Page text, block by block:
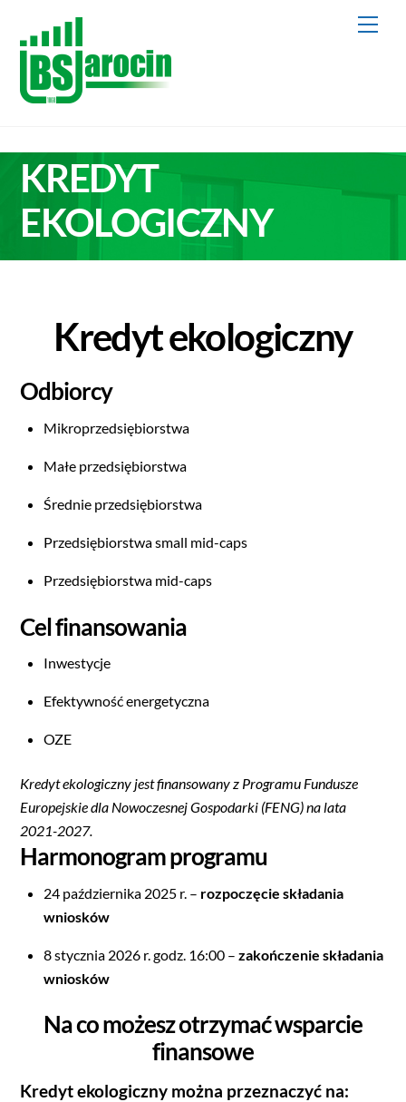
content
KREDYT
EKOLOGICZNY
Kredyt ekologiczny
Odbiorcy
Mikroprzedsiębiorstwa
Małe przedsiębiorstwa
Średnie przedsiębiorstwa
Przedsiębiorstwa small mid-caps
Przedsiębiorstwa mid-caps
Cel finansowania
Inwestycje
Efektywność energetyczna
OZE
Kredyt ekologiczny jest finansowany z Programu Fundusze
Europejskie dla Nowoczesnej Gospodarki (FENG) na lata
2021-2027.
Harmonogram programu
24 października 2025 r. – rozpoczęcie składania
wniosków
8 stycznia 2026 r. godz. 16:00 – zakończenie składania
wniosków
Na co możesz otrzymać wsparcie
finansowe
Kredyt ekologiczny można przeznaczyć na: